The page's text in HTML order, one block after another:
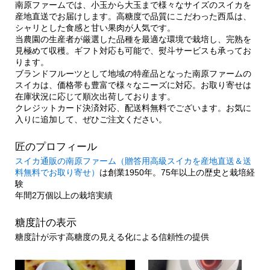
南原ファームでは、小玉から大玉まで様々なサイズのスイカを
産地直送でお届けします。高糖度で品質にこだわった西瓜は、
シャリとした食感と甘い果肉が人気です。
当農園の生産者が厳選した品種を最適な環境で栽培し、完熟を
見極めて収穫。ギフト対応も可能で、熨斗サービスも承ってお
ります。
ブランドフルーツとして地域の特産品となった南原ファームの
スイカは、価格帯も豊富で様々なニーズに対応。お取り寄せは
在庫状況に応じて順次出荷しております。
クレジットカード決済対応、配送料無料でございます。お気に
入りに追加して、ぜひご注文ください。
匠のプロフィール
スイカ通販の南原ファーム（贈答用高級スイカを産地直送＆送
料無料でお取り寄せ） は創業1950年。75年以上の歴史と栽培経
験
年間2万個以上の栽培実績
糖度計の表示
糖度計が示す高糖度の見える化による信頼性の提供